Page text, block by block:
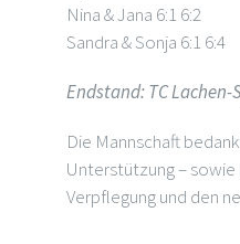
Nina & Jana 6:1 6:2
Sandra & Sonja 6:1 6:4
Endstand: TC Lachen-
Die Mannschaft
Unterstützung –
Verpflegung und den